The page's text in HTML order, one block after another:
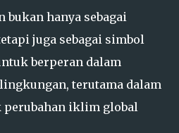
bukan hanya sebagai
juga sebagai simbol
berperan dalam
terutama dalam
perubahan iklim global